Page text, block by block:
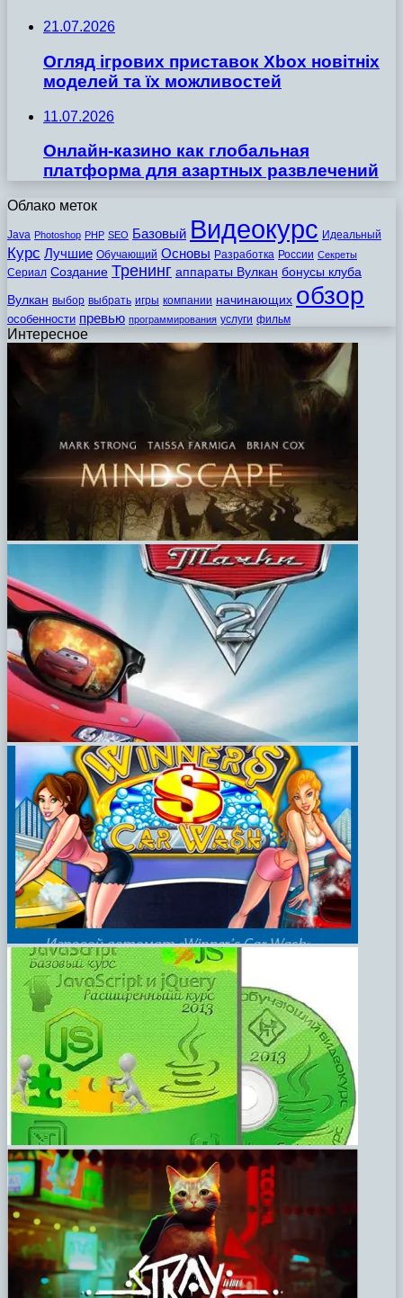
21.07.2026
Огляд ігрових приставок Xbox новітніх
моделей та їх можливостей
11.07.2026
Онлайн-казино как глобальная
платформа для азартных развлечений
Облако меток
Java Photoshop PHP SEO Базовый Видеокурс Идеальный
Курс Лучшие Обучающий Основы Разработка России Секреты
Сериал Создание Тренинг аппараты Вулкан бонусы клуба
Вулкан выбор выбрать игры компании начинающих обзор
особенности превью программирования услуги фильм
Интересное